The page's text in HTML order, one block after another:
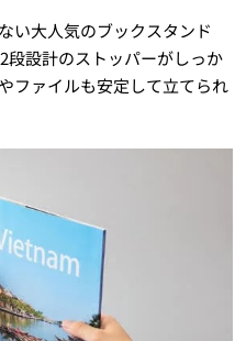
い大人気のブックスタンド
段設計のストッパーがしっか
ファイルも安定して立てられ